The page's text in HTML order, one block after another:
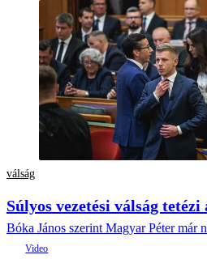
válság
Súlyos vezetési válság
Bóka János szerint Magyar Péter már